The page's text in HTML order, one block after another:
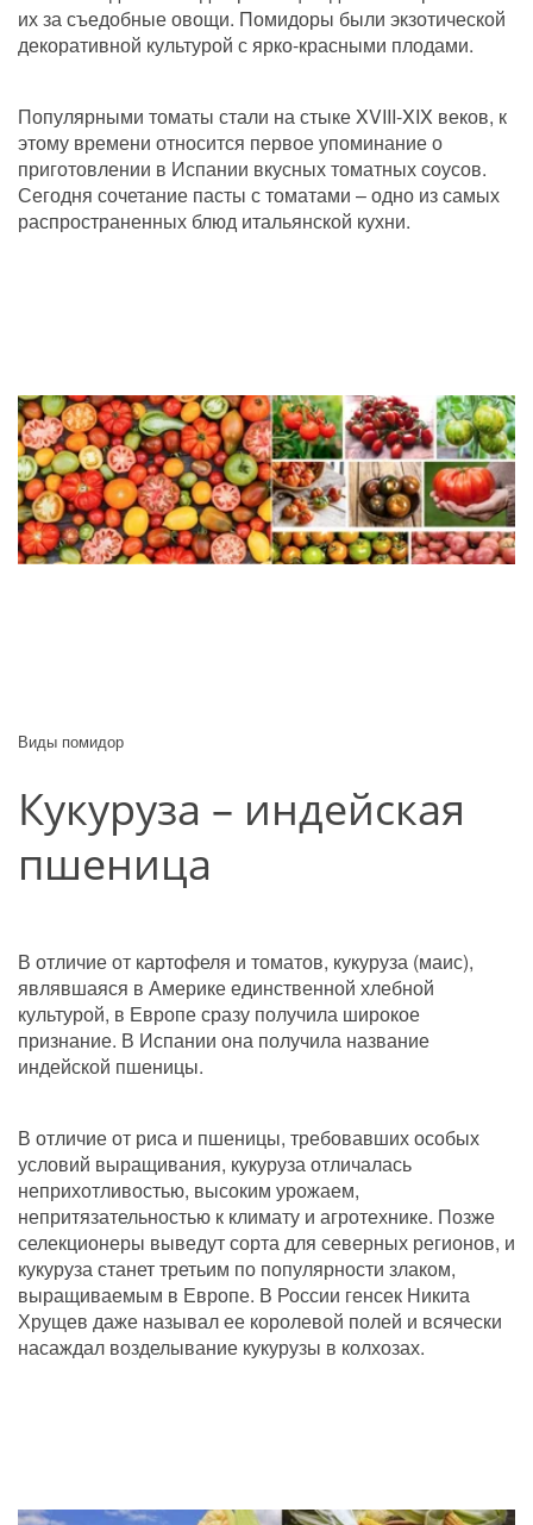
их за съедобные овощи. Помидоры были экзотической
декоративной культурой с ярко-красными плодами.
Популярными томаты стали на стыке XVIII-XIX веков, к
этому времени относится первое упоминание о
приготовлении в Испании вкусных томатных соусов.
Сегодня сочетание пасты с томатами – одно из самых
распространенных блюд итальянской кухни.
Виды помидор
Кукуруза – индейская
пшеница
В отличие от картофеля и томатов, кукуруза (маис),
являвшаяся в Америке единственной хлебной
культурой, в Европе сразу получила широкое
признание. В Испании она получила название
индейской пшеницы.
В отличие от риса и пшеницы, требовавших особых
условий выращивания, кукуруза отличалась
неприхотливостью, высоким урожаем,
непритязательностью к климату и агротехнике. Позже
селекционеры выведут сорта для северных регионов, и
кукуруза станет третьим по популярности злаком,
выращиваемым в Европе. В России генсек Никита
Хрущев даже называл ее королевой полей и всячески
насаждал возделывание кукурузы в колхозах.